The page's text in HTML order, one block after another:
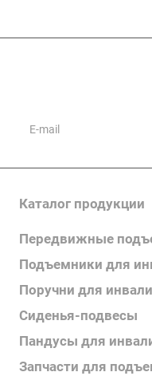
Каталог продукции
Передвижные
Подъемники для
Поручни для
Сиденья-подвесы
Пандусы для
Запчасти для